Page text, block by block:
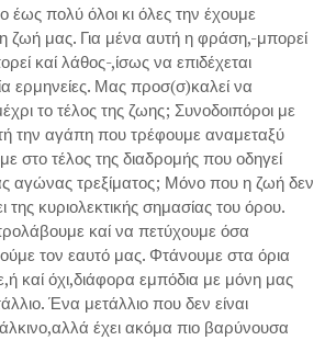
έως πολύ όλοι κι όλες την έχουμε
ζωή μας. Για μένα αυτή η φράση,-μπορεί
καί λάθος-,ίσως να επιδέχεται
Μας προσ(σ)καλεί να
το τέλος της ζωης; Συνοδοιπόροι με
την αγάπη που τρέφουμε αναμεταξύ
στο τέλος της διαδρομής που οδηγεί
αγώνας τρεξίματος; Μόνο που η ζωή δεν
της κυριολεκτικής σημασίας του όρου.
καί να πετύχουμε όσα
τον εαυτό μας. Φτάνουμε στα όρια
καί όχι,διάφορα εμπόδια με μόνη μας
Ένα μετάλλιο που δεν είναι
έχει ακόμα πιο βαρύνουσα